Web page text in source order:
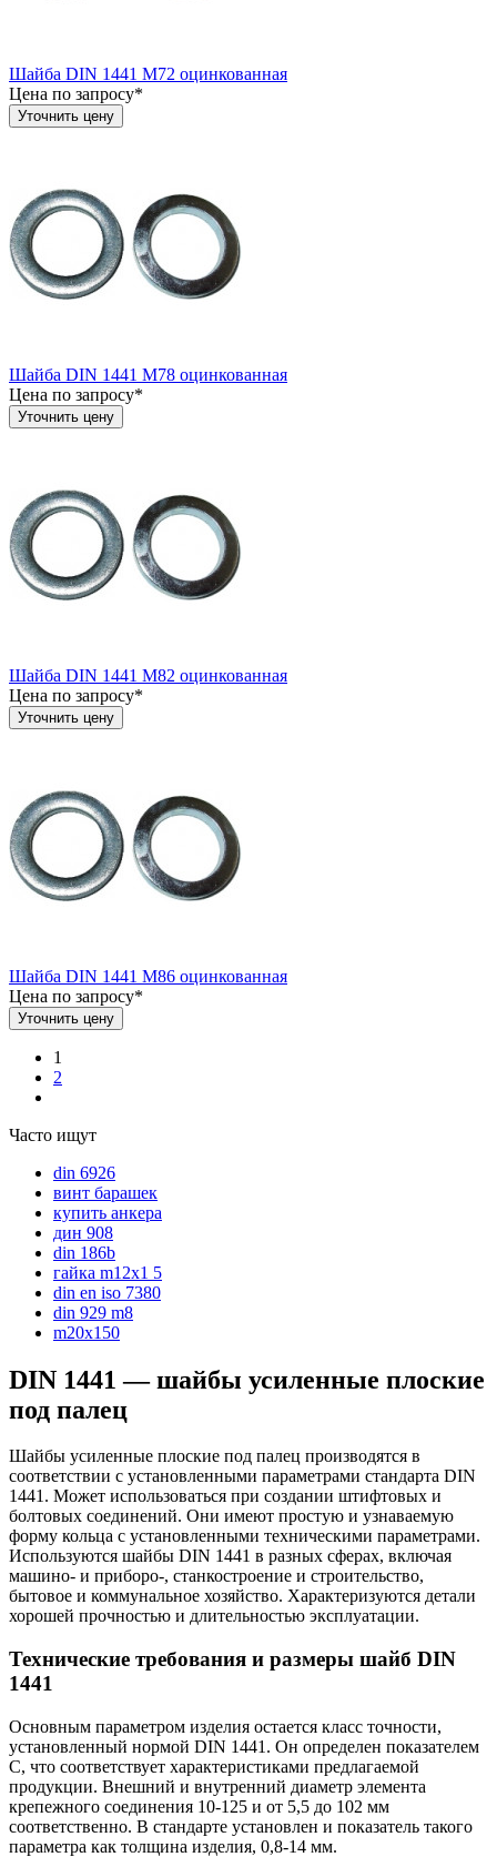
Шайба DIN 1441 М72 оцинкованная
Цена по запросу*
Уточнить цену
Шайба DIN 1441 М78 оцинкованная
Цена по запросу*
Уточнить цену
Шайба DIN 1441 М82 оцинкованная
Цена по запросу*
Уточнить цену
Шайба DIN 1441 М86 оцинкованная
Цена по запросу*
Уточнить цену
1
2
Часто ищут
din 6926
винт барашек
купить анкера
дин 908
din 186b
гайка m12x1 5
din en iso 7380
din 929 m8
m20x150
DIN 1441 — шайбы усиленные плоские
под палец
Шайбы усиленные плоские под палец производятся в
соответствии с установленными параметрами стандарта DIN
1441. Может использоваться при создании штифтовых и
болтовых соединений. Они имеют простую и узнаваемую
форму кольца с установленными техническими параметрами.
Используются шайбы DIN 1441 в разных сферах, включая
машино- и приборо-, станкостроение и строительство,
бытовое и коммунальное хозяйство. Характеризуются детали
хорошей прочностью и длительностью эксплуатации.
Технические требования и размеры шайб DIN
1441
Основным параметром изделия остается класс точности,
установленный нормой DIN 1441. Он определен показателем
С, что соответствует характеристиками предлагаемой
продукции. Внешний и внутренний диаметр элемента
крепежного соединения 10-125 и от 5,5 до 102 мм
соответственно. В стандарте установлен и показатель такого
параметра как толщина изделия, 0,8-14 мм.